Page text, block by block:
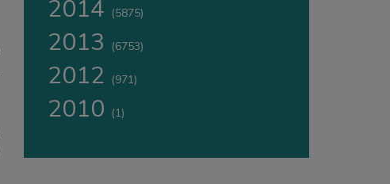
2014 (5875)
2013 (6753)
2012 (971)
2010 (1)